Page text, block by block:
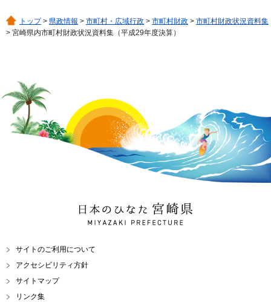
トップ> 県政情報 > 市町村・広域行政 > 市町村財政 > 市町村財政状況資料集
> 宮崎県内市町村財政状況資料集（平成29年度決算）
日本のひなた 宮崎県
MIYAZAKI PREFECTURE
サイトのご利用について
アクセシビリティ方針
サイトマップ
リンク集